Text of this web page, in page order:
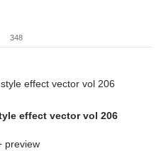
348
effect vector vol 206
preview